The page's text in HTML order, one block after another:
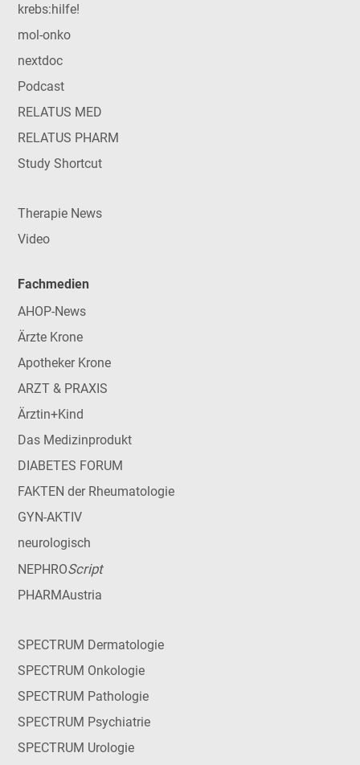
krebs:hilfe!
mol-onko
nextdoc
Podcast
RELATUS MED
RELATUS PHARM
Study Shortcut
Therapie News
Video
Fachmedien
AHOP-News
Ärzte Krone
Apotheker Krone
ARZT & PRAXIS
Ärztin+Kind
Das Medizinprodukt
DIABETES FORUM
FAKTEN der Rheumatologie
GYN-AKTIV
neurologisch
NEPHROScript
PHARMAustria
SPECTRUM Dermatologie
SPECTRUM Onkologie
SPECTRUM Pathologie
SPECTRUM Psychiatrie
SPECTRUM Urologie